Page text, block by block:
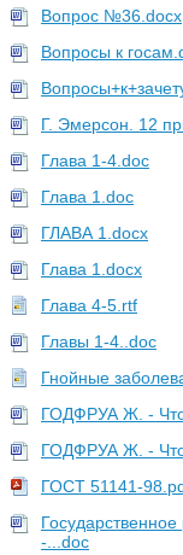
Вопрос №36.docx
Вопросы к
Г. Эмерсон. 12
Глава 1-4.doc
Глава 1.doc
ГЛАВА 1.docx
Глава 1.docx
Глава 4-5.rtf
Главы 1-4..doc
Гнойные
ГОДФРУА Ж. - Что
ГОДФРУА Ж. - Что
ГОСТ 51141-
-...doc